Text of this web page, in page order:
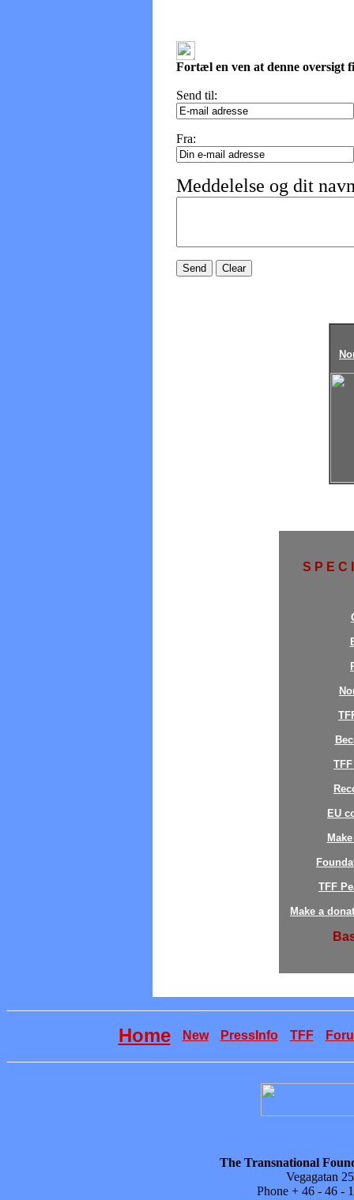
Fortæl en ven at denne oversigt
Send til:
Fra:
Meddelelse og dit
S P E C
EU
TFF
Make a
Home New PressInfo TFF
The Transnational
Vegagatan
Phone + 46 - 46 -